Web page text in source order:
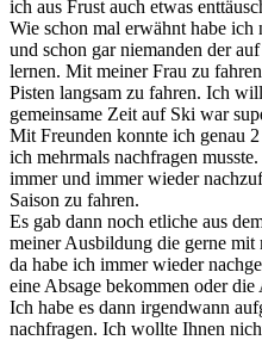
ich aus Frust auch etwas
Wie schon mal erwähnt habe
und schon gar niemanden der
lernen. Mit meiner Frau zu
Pisten langsam zu fahren. Ich
gemeinsame Zeit auf Ski war
Mit Freunden konnte ich genau
ich mehrmals nachfragen
immer und immer wieder
Saison zu fahren.
Es gab dann noch etliche aus
meiner Ausbildung die gerne
da habe ich immer wieder
eine Absage bekommen oder
Ich habe es dann irgendwann
nachfragen. Ich wollte Ihnen